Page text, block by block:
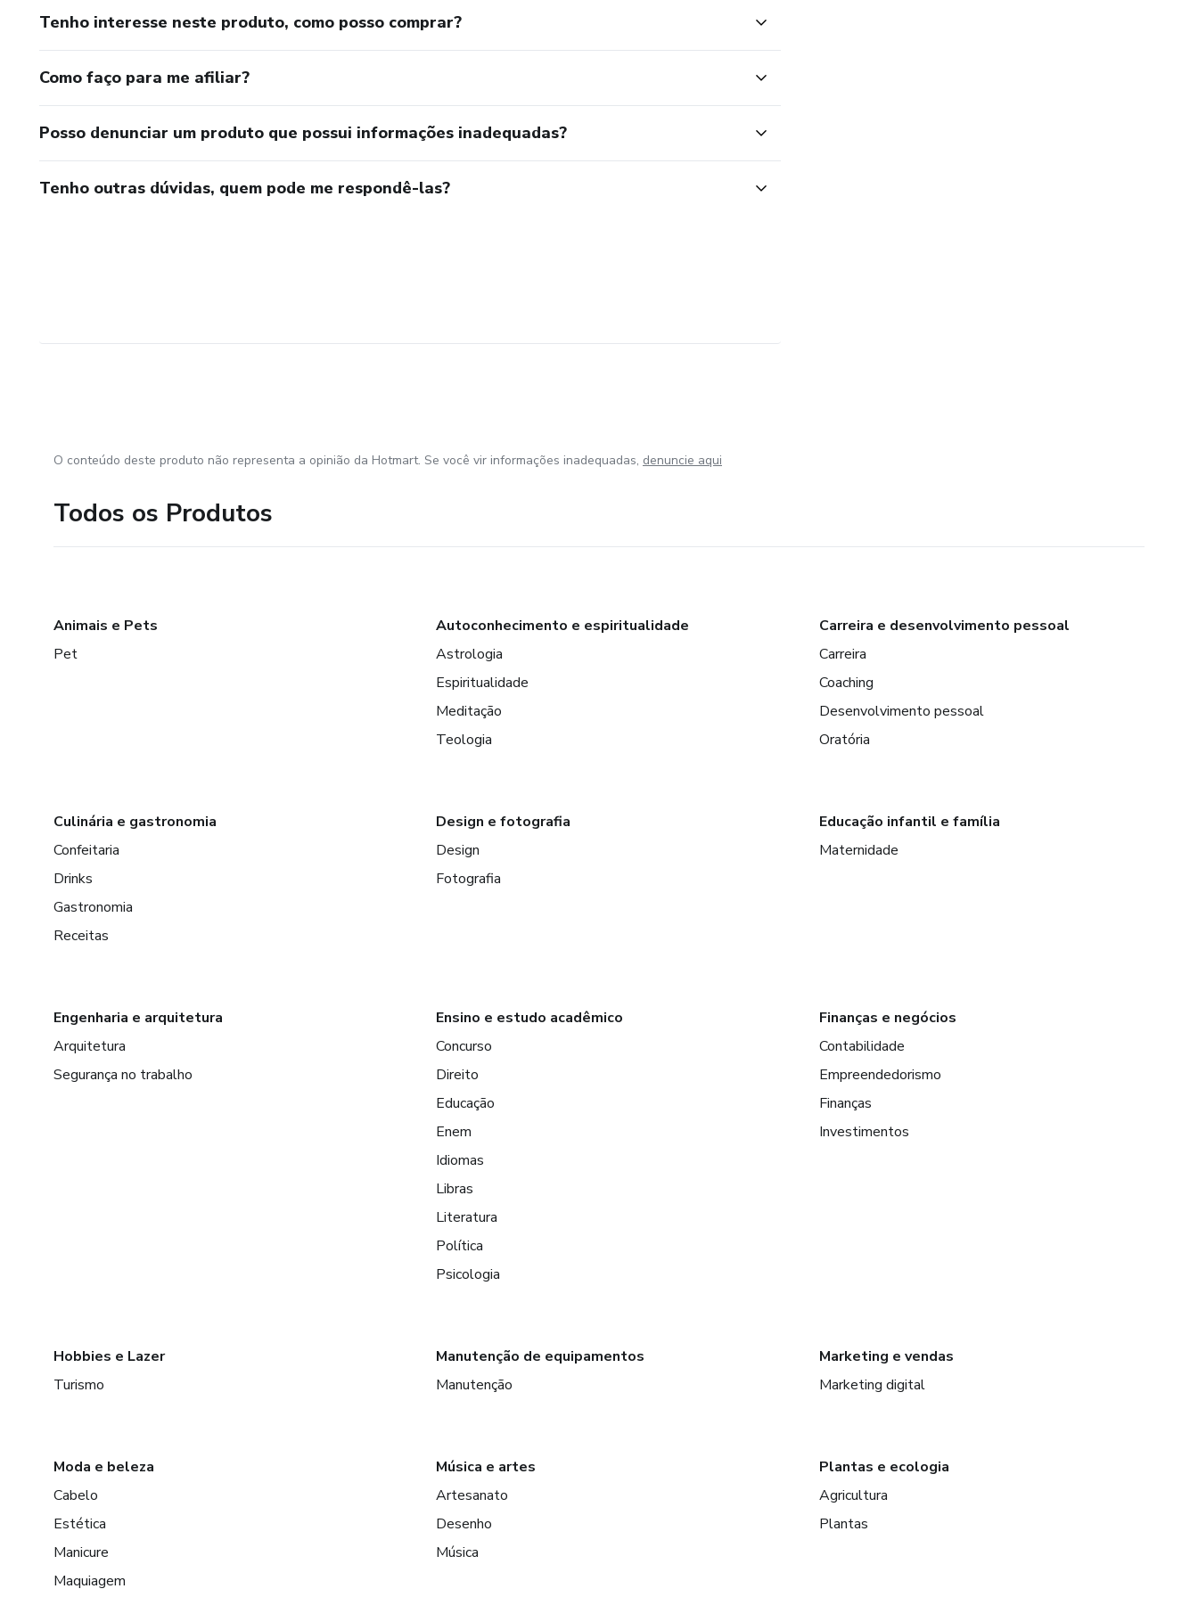
Tenho interesse neste produto, como posso comprar?
Como faço para me afiliar?
Posso denunciar um produto que possui informações inadequadas?
Tenho outras dúvidas, quem pode me respondê-las?
O conteúdo deste produto não representa a opinião da Hotmart. Se você vir informações inadequadas, denuncie aqui
Todos os Produtos
Animais e Pets
Pet
Autoconhecimento e espiritualidade
Astrologia
Espiritualidade
Meditação
Teologia
Carreira e desenvolvimento pessoal
Carreira
Coaching
Desenvolvimento pessoal
Oratória
Culinária e gastronomia
Confeitaria
Drinks
Gastronomia
Receitas
Design e fotografia
Design
Fotografia
Educação infantil e família
Maternidade
Engenharia e arquitetura
Arquitetura
Segurança no trabalho
Ensino e estudo acadêmico
Concurso
Direito
Educação
Enem
Idiomas
Libras
Literatura
Política
Psicologia
Finanças e negócios
Contabilidade
Empreendedorismo
Finanças
Investimentos
Hobbies e Lazer
Turismo
Manutenção de equipamentos
Manutenção
Marketing e vendas
Marketing digital
Moda e beleza
Cabelo
Estética
Manicure
Maquiagem
Música e artes
Artesanato
Desenho
Música
Plantas e ecologia
Agricultura
Plantas